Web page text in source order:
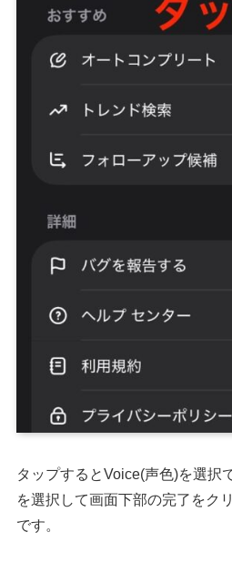
タップするとVoice(声色)を選択
を選択して画面下部の完了をク
です。